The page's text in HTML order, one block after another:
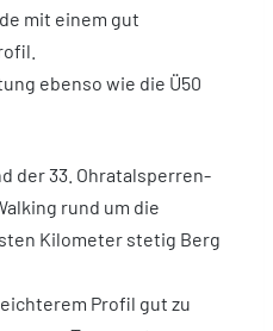
mit einem gut
ebenso wie die Ü50
der 33. Ohratalsperren-
rund um die
Kilometer stetig Berg
Profil gut zu